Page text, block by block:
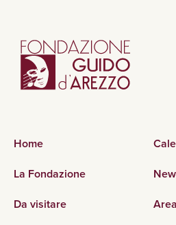
Home
La Fondazione
Da visitare